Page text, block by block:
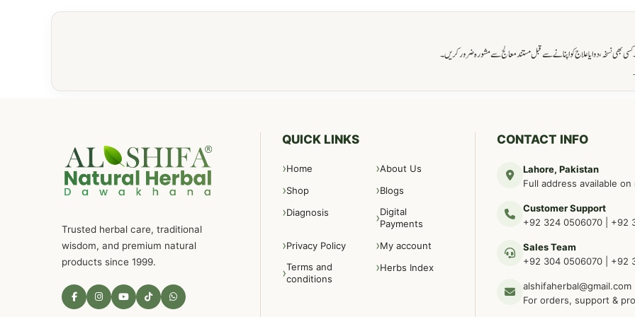
نسخہ، دوا یا علاج کو اپنانے سے قبل مستند معالج سے مشورہ ضرور کریں۔
Trusted herbal care, traditional
wisdom, and premium natural
products since 1999.
QUICK LINKS
Home
About Us
Shop
Blogs
Diagnosis
Digital
Payments
Privacy Policy
My account
Terms and
conditions
Herbs Index
CONTACT INFO
Lahore, Pakistan
Full address available
Customer Support
+92 324 0506070
+92
Sales Team
+92 304 0506070
+92
alshifaherbal@gmail.com
For orders, support &